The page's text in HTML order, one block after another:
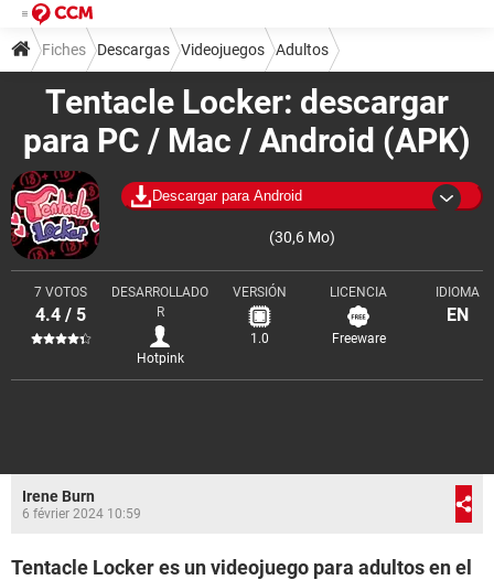
Tentacle Locker: descargar
para PC / Mac / Android (APK)
Descargar para Android
(30,6 Mo)
7 VOTOS
4.4 / 5
DESARROLLADO
R
Hotpink
VERSIÓN
1.0
LICENCIA
Freeware
IDIOMA
EN
Fiches Descargas Videojuegos Adultos
Irene Burn
6 février 2024 10:59
Tentacle Locker es un videojuego para adultos en el